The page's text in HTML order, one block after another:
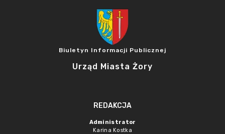
Biuletyn Informacji Publicznej
Urząd Miasta Żory
REDAKCJA
Administrator
Karina Kostka